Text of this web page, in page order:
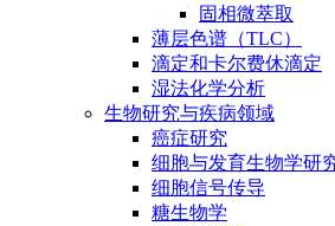
固相微萃取
薄层色谱（TLC）
滴定和卡尔费休滴定
湿法化学分析
生物研究与疾病领域
癌症研究
细胞与发育生物学研
细胞信号传导
糖生物学